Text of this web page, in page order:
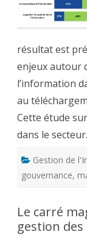
résultat est
enjeux autour
l’information
au
Cette étude
dans le
Gestion de
gouvernance,
Le carré
gestion